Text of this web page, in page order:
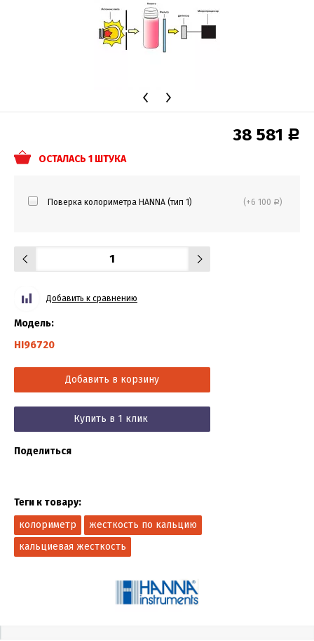
38 581 Р
ОСТАЛАСЬ 1 ШТУКА
Поверка колориметра HANNA (тип 1) (+6 100 Р)
Добавить к сравнению
Модель:
HI96720
Добавить в корзину
Купить в 1 клик
Поделиться
Теги к товару:
колориметр
жесткость по кальцию
кальциевая жесткость